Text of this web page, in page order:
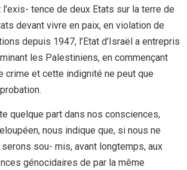
tence de deux Etats sur la terre de
devant vivre en paix, en violation de
depuis 1947, l’Etat d’Israël a entrepris
les Palestiniens, en commençant
crime et cette indignité ne peut que
quelque part dans nos consciences,
nous indique que, si nous ne
sou- mis, avant longtemps, aux
génocidaires de par la même